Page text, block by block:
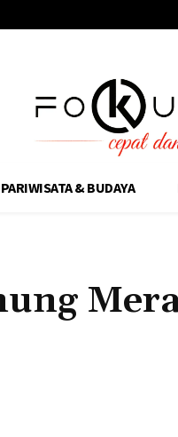
PARIWISATA & BUDAYA